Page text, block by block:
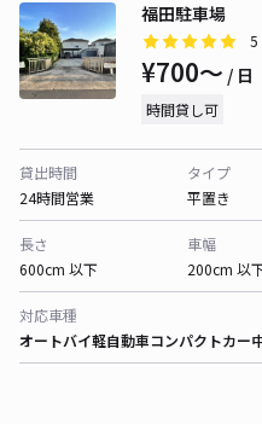
福田駐車場
5
¥700〜 / 日
時間貸し可
貸出時間
24時間営業
タイプ
平置き
長さ
600cm 以下
車幅
200cm 以
対応車種
オートバイ軽自動車コンパクトカー